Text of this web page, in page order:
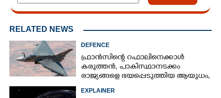
RELATED NEWS
DEFENCE
ഫ്രാൻസിന്റെ റഫാലിനെക്കാൾ
കരുത്തൻ,​ പാകിസ്ഥാനടക്കം
രാജ്യങ്ങളെ ഭയപ്പെടുത്തിയ ആയുധം,​
EXPLAINER
Copy Link